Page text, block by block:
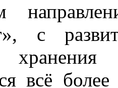
с
всё